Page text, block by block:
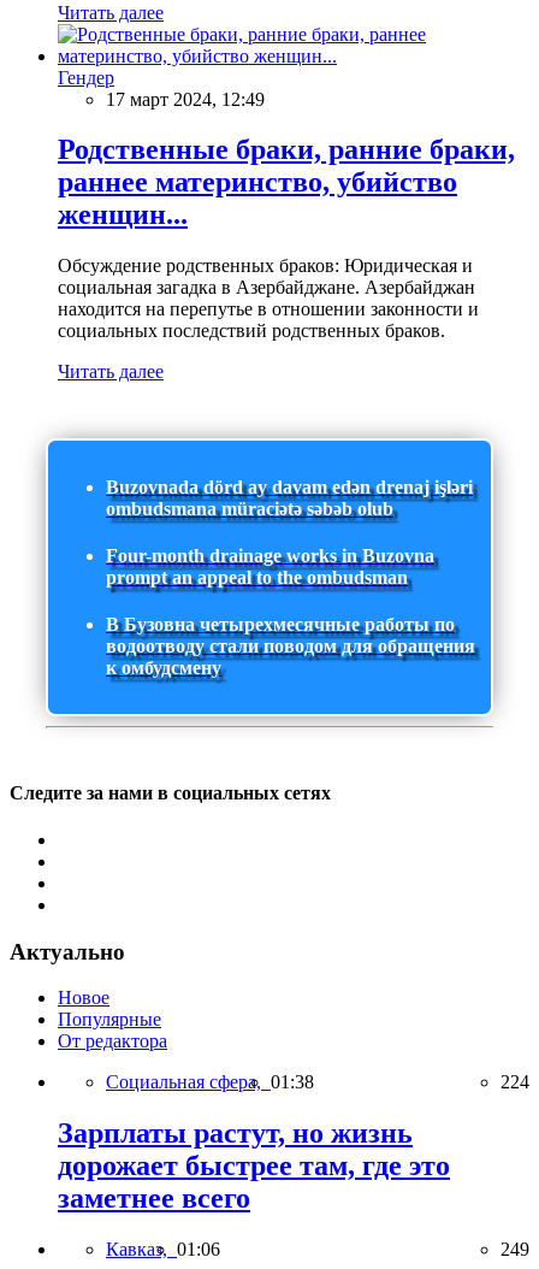
Читать далее
Гендер
17 март 2024, 12:49
Родственные браки, ранние браки,
раннее материнство, убийство
женщин...
Обсуждение родственных браков: Юридическая и
социальная загадка в Азербайджане. Азербайджан
находится на перепутье в отношении законности и
социальных последствий родственных браков.
Читать далее
Buzovnada dörd ay davam edən drenaj işləri
ombudsmana müraciətə səbəb olub
Four-month drainage works in Buzovna
prompt an appeal to the ombudsman
В Бузовна четырехмесячные работы по
водоотводу стали поводом для обращения
к омбудсмену
Следите за нами в социальных сетях
Актуально
Новое
Популярные
От редактора
Социальная сфера, 01:38 224
Зарплаты растут, но жизнь
дорожает быстрее там, где это
заметнее всего
Кавказ, 01:06 249